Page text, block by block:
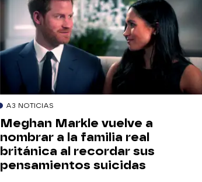
A3 NOTICIAS
Meghan Markle vuelve a
nombrar a la familia real
británica al recordar sus
pensamientos suicidas